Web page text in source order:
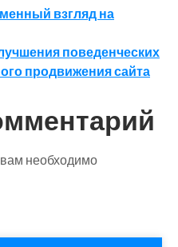
взгляд на
поведенческих
продвижения сайта
необходимо